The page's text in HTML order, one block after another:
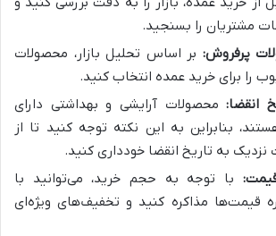
مشتریان را بسنجید.
پرفروش: بر اساس تحلیل بازار، محصولات
را برای خرید عمده انتخاب کنید.
انقضا:محصولات آرایشی و بهداشتی دارای
بنابراین به این نکته توجه کنید تا از
به تاریخ انقضا خودداری کنید.
با توجه به حجم خرید، می‌توانید با
قیمت‌ها مذاکره کنید و تخفیف‌های ویژه‌ای